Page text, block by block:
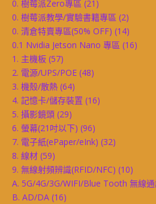
0. 樹莓派Zero專區 (21)
0. 樹莓派教學/實驗書籍專區 (2)
0. 清倉特賣專區(50% OFF) (14)
0.1 Nvidia Jetson Nano 專區 (16)
1. 主機板 (57)
2. 電源/UPS/POE (48)
3. 機殼/散熱 (64)
4. 記憶卡/儲存裝置 (16)
5. 攝影鏡頭 (29)
6. 螢幕(21吋以下) (96)
7. 電子紙(ePaper/eInk) (32)
8. 線材 (59)
9. 無線射頻辨識(RFID/NFC) (10)
A. 5G/4G/3G/WIFI/Blue Tooth 無線
B. AD/DA (16)